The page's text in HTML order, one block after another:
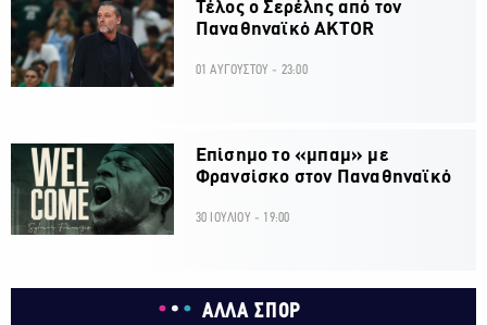
Τέλος ο Σερέλης από τον
Παναθηναϊκό AKTOR
01 ΑΥΓΟΥΣΤΟΥ - 23:00
Επίσημο το «μπαμ» με
Φρανσίσκο στον Παναθηναϊκό
30 ΙΟΥΛΙΟΥ - 19:00
ΑΛΛΑ ΣΠΟΡ